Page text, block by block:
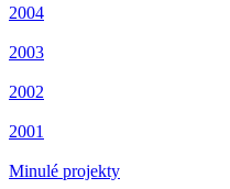
2004
2003
2002
2001
Minulé projekty